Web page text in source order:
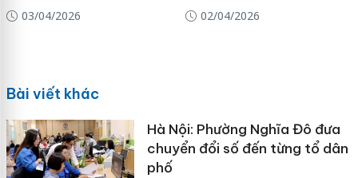
03/04/2026
02/04/2026
Bài viết khác
Hà Nội: Phường Nghĩa Đô đưa
chuyển đổi số đến từng tổ dân
phố